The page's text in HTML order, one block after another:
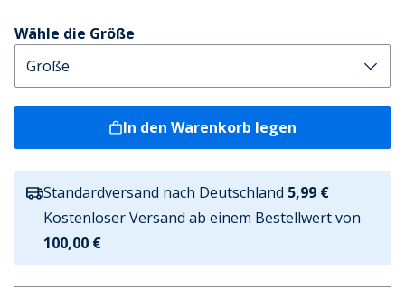
Wähle die Größe
In den Warenkorb legen
Standardversand nach Deutschland 5,99 €
Kostenloser Versand ab einem Bestellwert von
100,00 €